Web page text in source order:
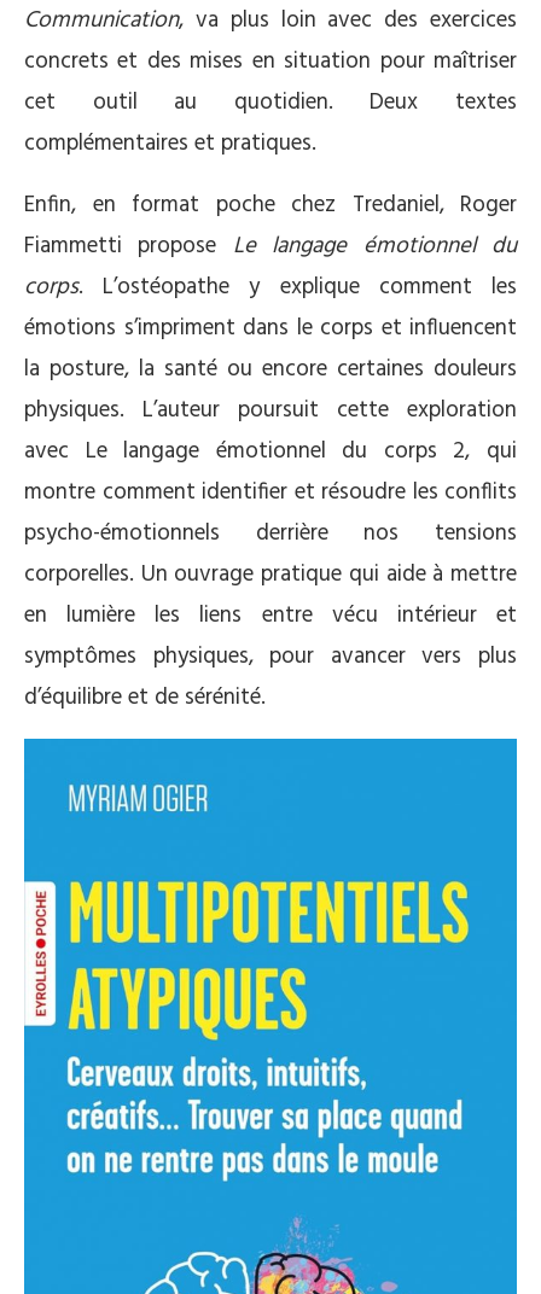
Communication, va plus loin avec des exercices
concrets et des mises en situation pour maîtriser
cet outil au quotidien. Deux textes
complémentaires et pratiques.
Enfin, en format poche chez Tredaniel, Roger
Fiammetti propose Le langage émotionnel du
corps. L’ostéopathe y explique comment les
émotions s’impriment dans le corps et influencent
la posture, la santé ou encore certaines douleurs
physiques. L’auteur poursuit cette exploration
avec Le langage émotionnel du corps 2, qui
montre comment identifier et résoudre les conflits
psycho-émotionnels derrière nos tensions
corporelles. Un ouvrage pratique qui aide à mettre
en lumière les liens entre vécu intérieur et
symptômes physiques, pour avancer vers plus
d’équilibre et de sérénité.